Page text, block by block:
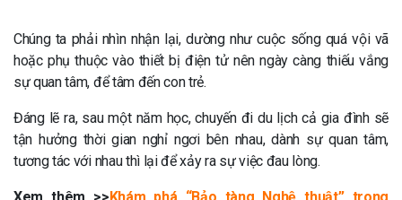
Chúng ta phải nhìn nhận lại, dường như cuộc sống quá vội vã
hoặc phụ thuộc vào thiết bị điện tử nên ngày càng thiếu vắng
sự quan tâm, để tâm đến con trẻ.
Đáng lẽ ra, sau một năm học, chuyến đi du lịch cả gia đình sẽ
tận hưởng thời gian nghỉ ngơi bên nhau, dành sự quan tâm,
tương tác với nhau thì lại để xảy ra sự việc đau lòng.